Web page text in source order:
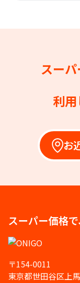
スー
利
お
スーパー価格
〒154-0011
東京都世田谷区上